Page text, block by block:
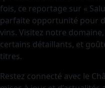
fois, ce reportage sur «
parfaite opportunité pour
vins. Visitez notre
certains détaillants, et
titres.
Restez connecté avec le